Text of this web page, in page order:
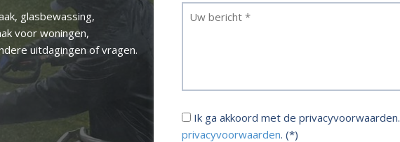
glasbewassing,
voor woningen,
uitdagingen of vragen.
Ik ga akkoord met de privacyvoorwaarden.
privacyvoorwaarden. (*)